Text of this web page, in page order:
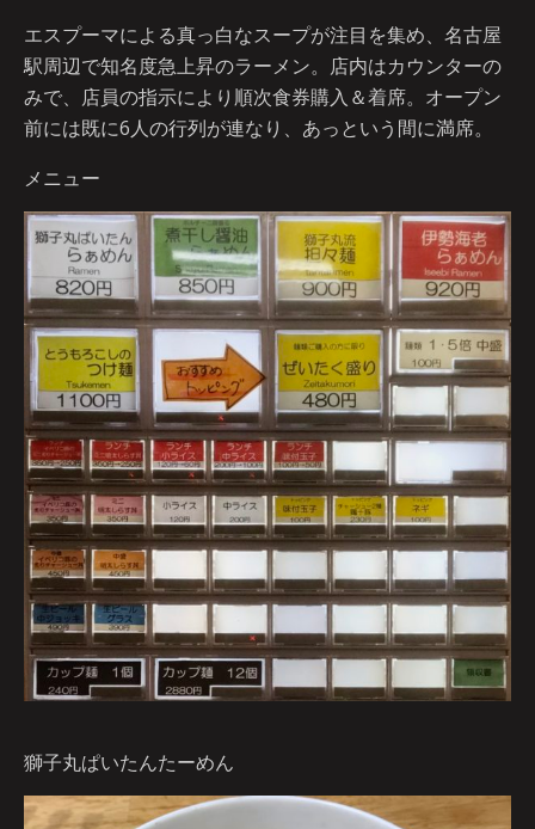
エスプーマによる真っ白なスープが注目を集め、名古屋
駅周辺で知名度急上昇のラーメン。店内はカウンターの
みで、店員の指示により順次食券購入＆着席。オープン
前には既に6人の行列が連なり、あっという間に満席。
メニュー
獅子丸ぱいたんたーめん